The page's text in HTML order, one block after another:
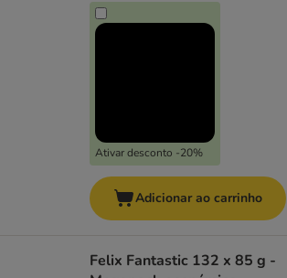
Ativar desconto -20%
Adicionar ao carrinho
Felix Fantastic 132 x 85 g -